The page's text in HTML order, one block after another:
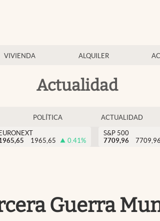
VIVIENDA ALQUILER
Actualidad
POLÍTICA ACTUALIDAD
EURONEXT
1965,65 0.41%
S&P 500
7709,96
7709,96
Guerra